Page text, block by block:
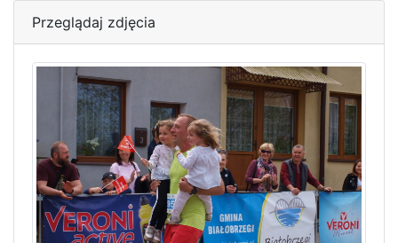
Przeglądaj zdjęcia